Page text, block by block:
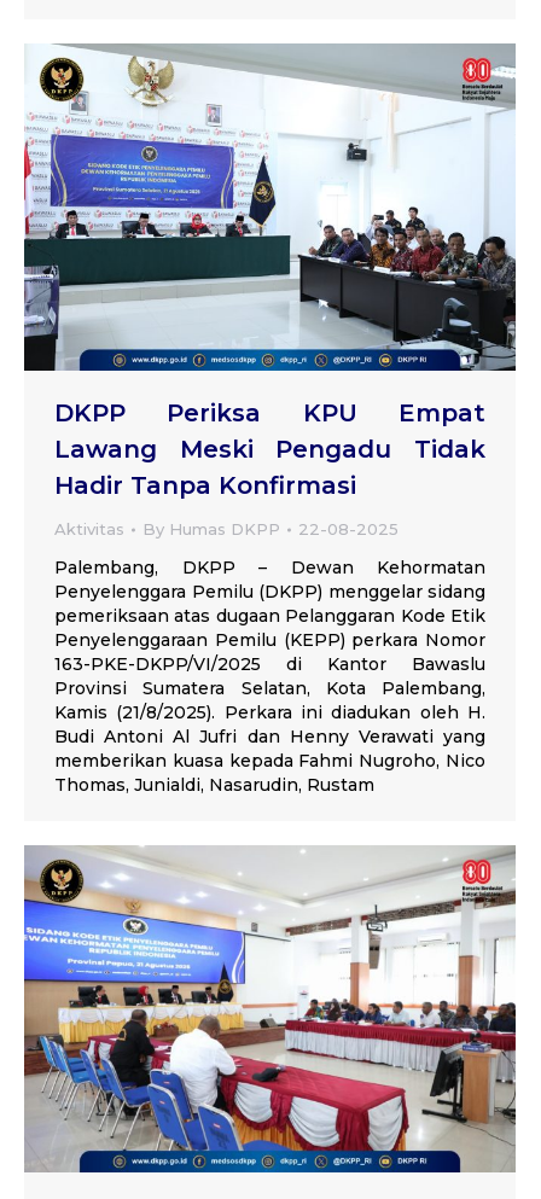
DKPP Periksa KPU Empat
Lawang Meski Pengadu Tidak
Hadir Tanpa Konfirmasi
Aktivitas By Humas DKPP 22-08-2025
Palembang, DKPP – Dewan Kehormatan
Penyelenggara Pemilu (DKPP) menggelar sidang
pemeriksaan atas dugaan Pelanggaran Kode Etik
Penyelenggaraan Pemilu (KEPP) perkara Nomor
163-PKE-DKPP/VI/2025 di Kantor Bawaslu
Provinsi Sumatera Selatan, Kota Palembang,
Kamis (21/8/2025). Perkara ini diadukan oleh H.
Budi Antoni Al Jufri dan Henny Verawati yang
memberikan kuasa kepada Fahmi Nugroho, Nico
Thomas, Junialdi, Nasarudin, Rustam